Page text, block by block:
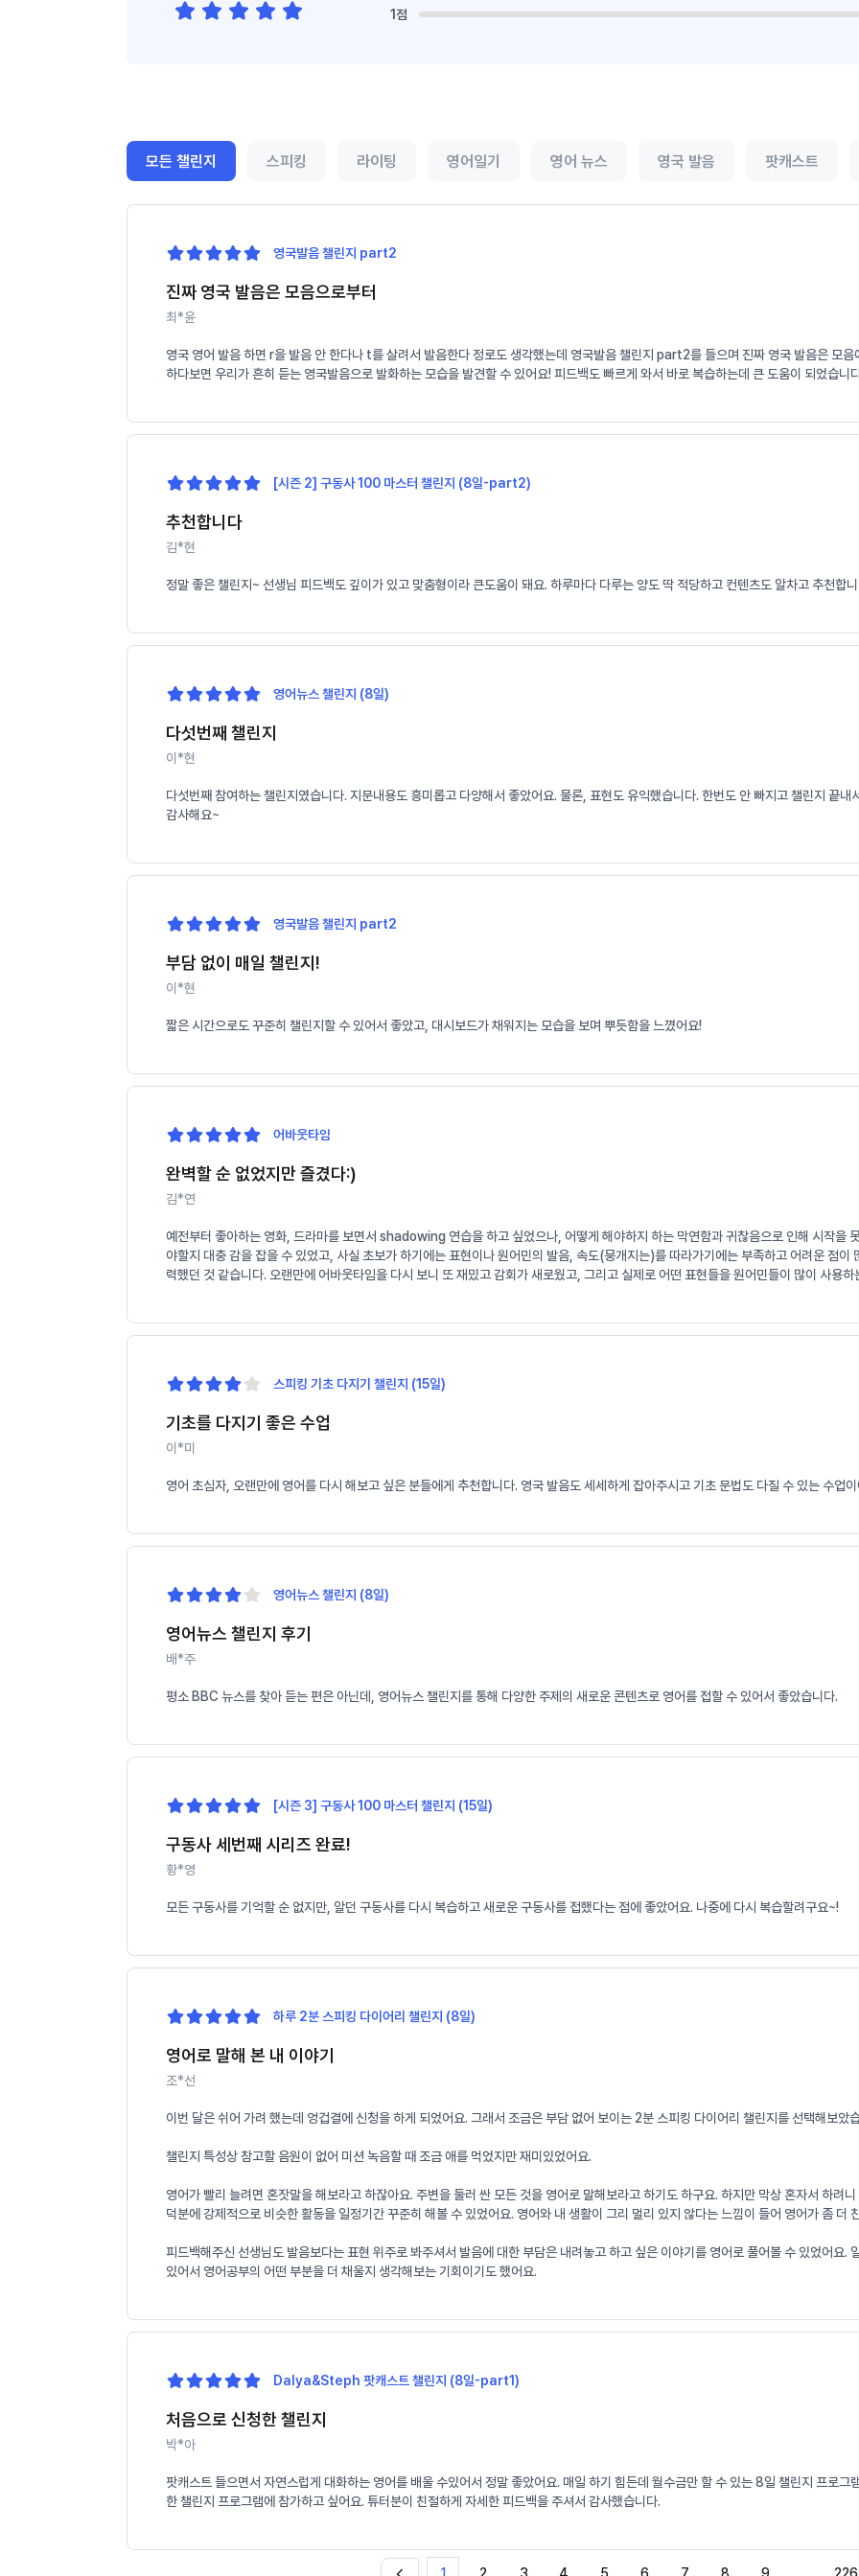
1점
모든 챌린지 스피킹 라이팅 영어일기 영어 뉴스 영국 발음 팟캐스트
영국발음 챌린지 part2
진짜 영국 발음은 모음으로부터
최*윤
영국 영어 발음 하면 r을 발음 안 한다나 t를 살려서 발음한다 정로도 생각했는데 영국발음 챌린지 part2를 들으며 진짜 영국 발음은 모
하다보면 우리가 흔히 듣는 영국발음으로 발화하는 모습을 발견할 수 있어요! 피드백도 빠르게 와서 바로 복습하는데 큰 도움이 되었습니
[시즌 2] 구동사 100 마스터 챌린지 (8일-part2)
추천합니다
김*현
정말 좋은 챌린지~ 선생님 피드백도 깊이가 있고 맞춤형이라 큰도움이 돼요. 하루마다 다루는 양도 딱 적당하고 컨텐츠도 알차고 추천합
영어뉴스 챌린지 (8일)
다섯번째 챌린지
이*현
다섯번째 참여하는 챌린지였습니다. 지문내용도 흥미롭고 다양해서 좋았어요. 물론, 표현도 유익했습니다. 한번도 안 빠지고 챌린지 끝
감사해요~
영국발음 챌린지 part2
부담 없이 매일 챌린지!
이*현
짧은 시간으로도 꾸준히 챌린지할 수 있어서 좋았고, 대시보드가 채워지는 모습을 보며 뿌듯함을 느꼈어요!
어바웃타임
완벽할 순 없었지만 즐겼다:)
김*연
예전부터 좋아하는 영화, 드라마를 보면서 shadowing 연습을 하고 싶었으나, 어떻게 해야하지 하는 막연함과 귀찮음으로 인해 시작을
야할지 대충 감을 잡을 수 있었고, 사실 초보가 하기에는 표현이나 원어민의 발음, 속도(뭉개지는)를 따라가기에는 부족하고 어려운 점이
력했던 것 같습니다. 오랜만에 어바웃타임을 다시 보니 또 재밌고 감회가 새로웠고, 그리고 실제로 어떤 표현들을 원어민들이 많이 사용
스피킹 기초 다지기 챌린지 (15일)
기초를 다지기 좋은 수업
이*미
영어 초심자, 오랜만에 영어를 다시 해보고 싶은 분들에게 추천합니다. 영국 발음도 세세하게 잡아주시고 기초 문법도 다질 수 있는 수업
영어뉴스 챌린지 (8일)
영어뉴스 챌린지 후기
배*주
평소 BBC 뉴스를 찾아 듣는 편은 아닌데, 영어뉴스 챌린지를 통해 다양한 주제의 새로운 콘텐츠로 영어를 접할 수 있어서 좋았습니다.
[시즌 3] 구동사 100 마스터 챌린지 (15일)
구동사 세번째 시리즈 완료!
황*영
모든 구동사를 기억할 순 없지만, 알던 구동사를 다시 복습하고 새로운 구동사를 접했다는 점에 좋았어요. 나중에 다시 복습할려구요~!
하루 2분 스피킹 다이어리 챌린지 (8일)
영어로 말해 본 내 이야기
조*선
이번 달은 쉬어 가려 했는데 엉겁결에 신청을 하게 되었어요. 그래서 조금은 부담 없어 보이는 2분 스피킹 다이어리 챌린지를 선택해보았
챌린지 특성상 참고할 음원이 없어 미션 녹음할 때 조금 애를 먹었지만 재미있었어요.
영어가 빨리 늘려면 혼잣말을 해보라고 하잖아요. 주변을 둘러 싼 모든 것을 영어로 말해보라고 하기도 하구요. 하지만 막상 혼자서 하려
덕분에 강제적으로 비슷한 활동을 일정기간 꾸준히 해볼 수 있었어요. 영어와 내 생활이 그리 멀리 있지 않다는 느낌이 들어 영어가 좀 더
피드백해주신 선생님도 발음보다는 표현 위주로 봐주셔서 발음에 대한 부담은 내려놓고 하고 싶은 이야기를 영어로 풀어볼 수 있었어
있어서 영어공부의 어떤 부분을 더 채울지 생각해보는 기회이기도 했어요.
Dalya&Steph 팟캐스트 챌린지 (8일-part1)
처음으로 신청한 챌린지
박*아
팟캐스트 들으면서 자연스럽게 대화하는 영어를 배울 수있어서 정말 좋았어요. 매일 하기 힘든데 월수금만 할 수 있는 8일 챌린지 프로그
한 챌린지 프로그램에 참가하고 싶어요. 튜터분이 친절하게 자세한 피드백을 주셔서 감사했습니다.
1 2 3 4 5 6 7 8 9 226